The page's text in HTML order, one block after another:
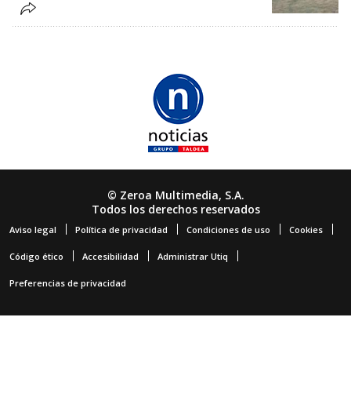
© Zeroa Multimedia, S.A.
Todos los derechos reservados
Aviso legal Política de privacidad Condiciones de uso Cookies
Código ético Accesibilidad Administrar Utiq
Preferencias de privacidad